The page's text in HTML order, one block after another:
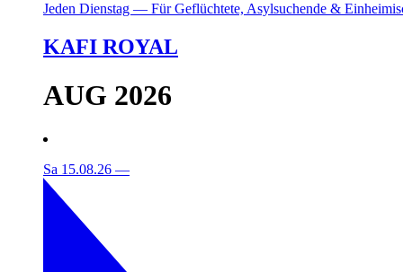
Jeden Dienstag — Für Geflüchtete, Asylsuchende &
KAFI ROYAL
AUG 2026
Sa 15.08.26 —